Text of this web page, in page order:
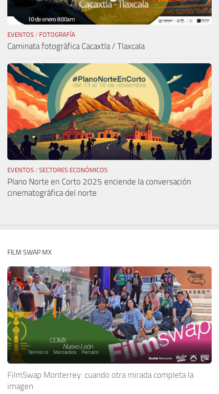
EVENTOS / FOTOGRAFÍA
Caminata fotográfica Cacaxtla / Tlaxcala
EVENTOS / SECTORES ECONÓMICOS
Plano Norte en Corto 2025 enciende la conversación
cinematográfica del norte
FILM SWAP MX
FilmSwap Monterrey: cuando otra mirada completa la
imagen